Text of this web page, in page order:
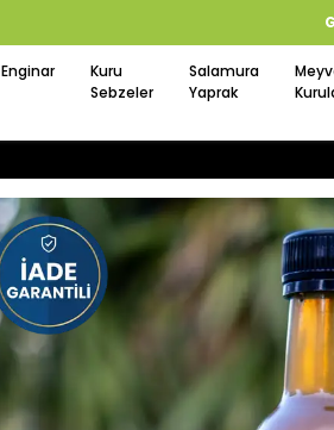
Enginar
Kuru
Sebzeler
Salamura
Yaprak